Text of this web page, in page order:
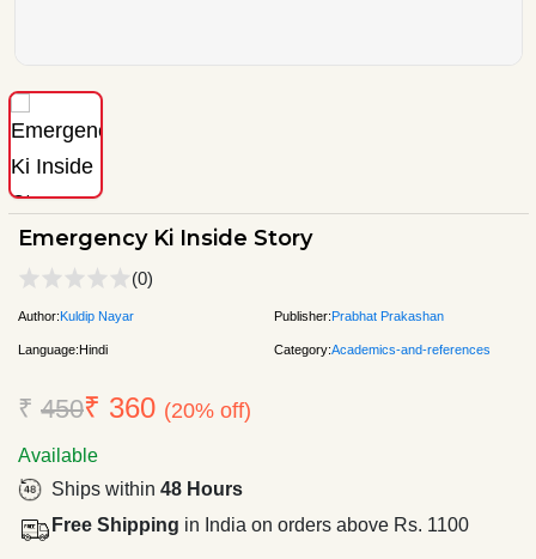
Emergency Ki Inside Story
(0)
Author:Kuldip Nayar Publisher:Prabhat Prakashan
Language:Hindi Category:Academics-and-references
₹ 450₹ 360 (20% off)
Available
Ships within 48 Hours
Free Shipping in India on orders above Rs. 1100